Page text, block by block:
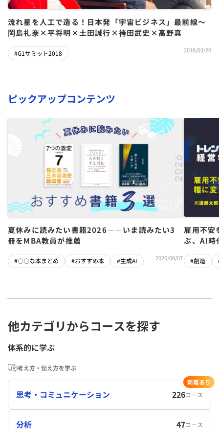
流れ星を人工で造る！日本発「宇宙ビジネス」最前線～
岡島礼奈×平将明×土田誠行×袴田武史×高野真
#G1サミット2018 2018/03/20
ピックアップコンテンツ
夏休みに読みたい書籍2026――いま読みたい3
冊をMBA教員が推薦
#〇〇な本まとめ #おすすめ本 #生成AI 2026/08/07
雇用不
ぶ、AI時
#創造
他カテゴリからコースを探す
体系的に学ぶ
考え方・伝え方を学ぶ
思考・コミュニケーション 226コース
新着あり
分析 47コース